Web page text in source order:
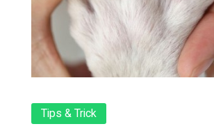
Tips & Trick